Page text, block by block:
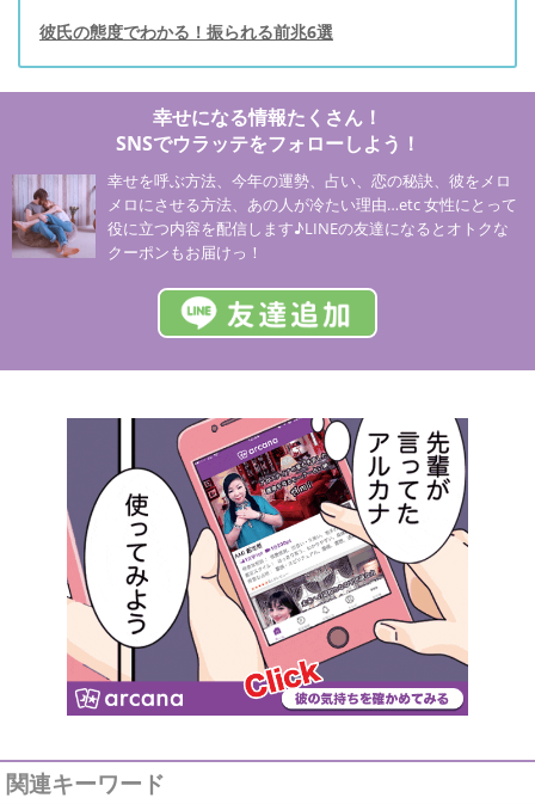
彼氏の態度でわかる！振られる前兆6選
幸せになる情報たくさん！
SNSでウラッテをフォローしよう！
幸せを呼ぶ方法、今年の運勢、占い、恋の秘訣、彼をメロ
メロにさせる方法、あの人が冷たい理由…etc 女性にとって
役に立つ内容を配信します♪LINEの友達になるとオトクな
クーポンもお届けっ！
関連キーワード